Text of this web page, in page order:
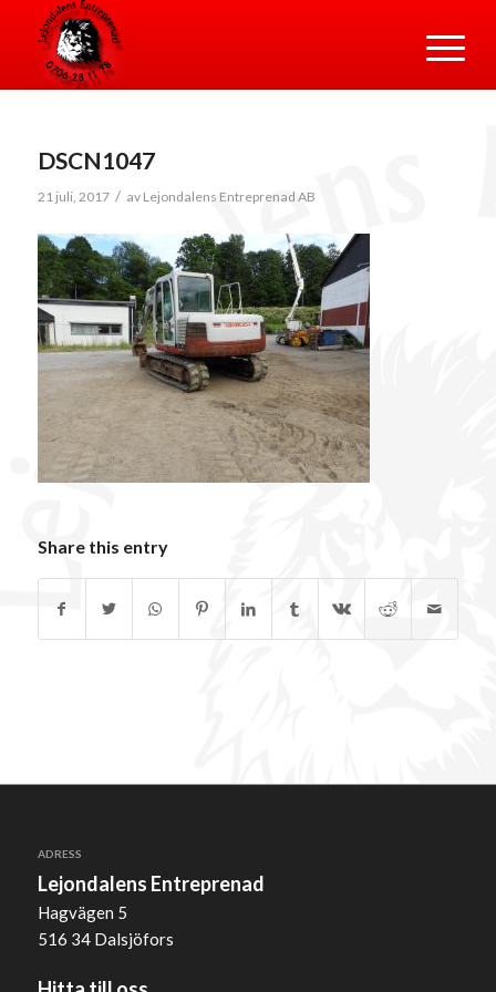
DSCN1047
21 juli, 2017 / av Lejondalens Entreprenad AB
Share this entry
ADRESS
Lejondalens Entreprenad
Hagvägen 5
516 34 Dalsjöfors